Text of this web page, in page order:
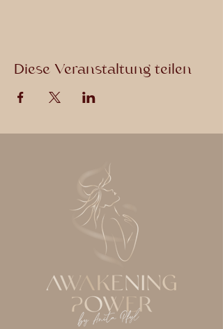
Diese Veranstaltung teilen